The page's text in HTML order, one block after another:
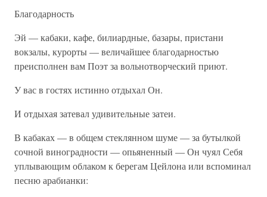
Благодарность
Эй — кабаки, кафе, билиардные, базары, пристани
вокзалы, курорты — величайшее благодарностью
преисполнен вам Поэт за вольнотворческий приют.
У вас в гостях истинно отдыхал Он.
И отдыхая затевал удивительные затеи.
В кабаках — в общем стеклянном шуме — за бутылкой
сочной виноградности — опьяненный — Он чуял Себя
уплывающим облаком к берегам Цейлона или вспоминал
песню арабианки: